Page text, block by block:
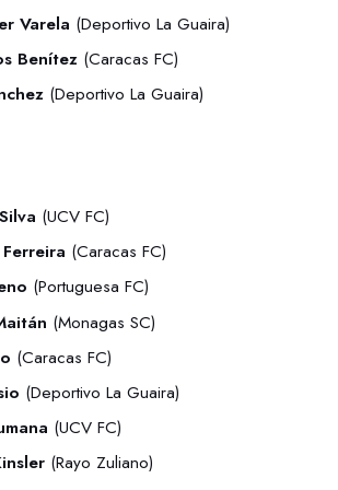
Varela (Deportivo La Guaira)
Benítez (Caracas FC)
(Deportivo La Guaira)
(UCV FC)
(Caracas FC)
(Portuguesa FC)
(Monagas SC)
(Caracas FC)
(Deportivo La Guaira)
(UCV FC)
(Rayo Zuliano)